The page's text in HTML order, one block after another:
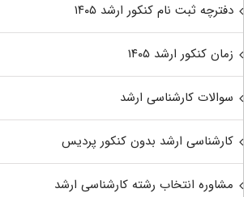
دفترچه ثبت نام کنکور ارشد ۱۴۰۵
زمان کنکور ارشد ۱۴۰۵
سوالات کارشناسی ارشد
کارشناسی ارشد بدون کنکور پردیس
مشاوره انتخاب رشته کارشناسی ارشد